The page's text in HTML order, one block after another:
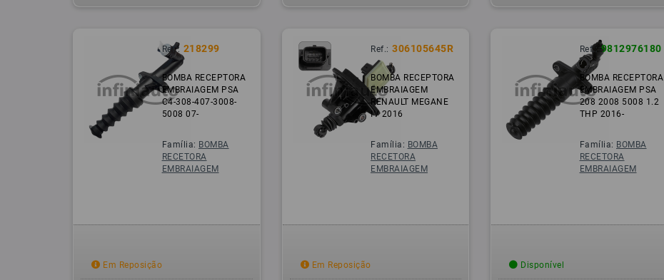
Ref.: 218299
BOMBA RECEPTORA
EMBRAIAGEM PSA
C4-308-407-3008-
5008 07-
Família: BOMBA
RECETORA
EMBRAIAGEM
Em Reposição
Ref.: 306105645R
BOMBA RECEPTORA
EMBRAIAGEM
RENAULT MEGANE
IV 2016
Família: BOMBA
RECETORA
EMBRAIAGEM
Em Reposição
Ref.: 9812976180
BOMBA RECEPTORA
EMBRAIAGEM PSA
208 2008 5008 1.2
THP 2016-
Família: BOMBA
RECETORA
EMBRAIAGEM
Disponível